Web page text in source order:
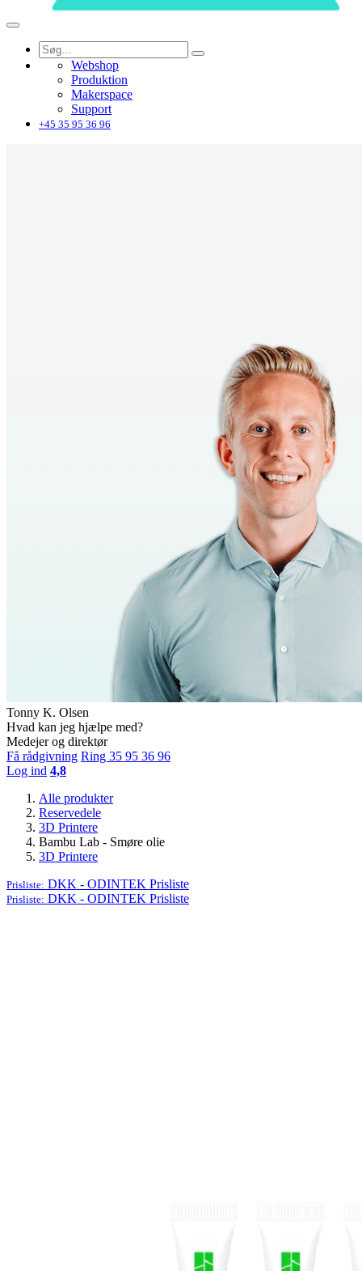
Webshop
Produktion
Makerspace
Support
+45 35 95 36 96
Tonny K. Olsen
Hvad kan jeg hjælpe med?
Medejer og direktør
Få rådgivning Ring 35 95 36 96
Log ind 4,8
Alle produkter
Reservedele
3D Printere
Bambu Lab - Smøre olie
3D Printere
Prisliste: DKK - ODINTEK Prisliste
Prisliste: DKK - ODINTEK Prisliste